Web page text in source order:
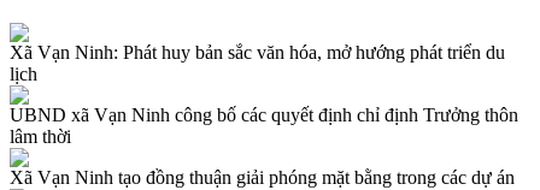
Xã Vạn Ninh: Phát huy bản sắc văn hóa, mở hướng phát triển du
lịch
UBND xã Vạn Ninh công bố các quyết định chỉ định Trưởng thôn
lâm thời
Xã Vạn Ninh tạo đồng thuận giải phóng mặt bằng trong các dự án